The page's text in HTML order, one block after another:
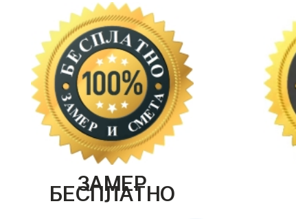
ЗАМЕР
БЕСПЛАТНО